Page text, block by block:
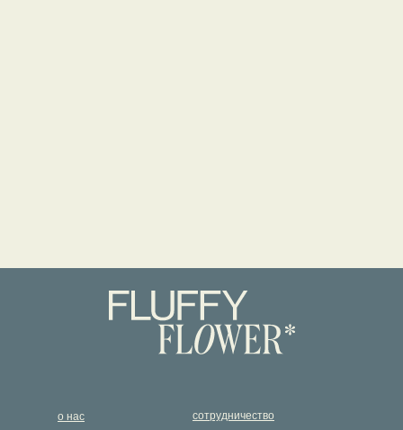
о нас
сотрудничество